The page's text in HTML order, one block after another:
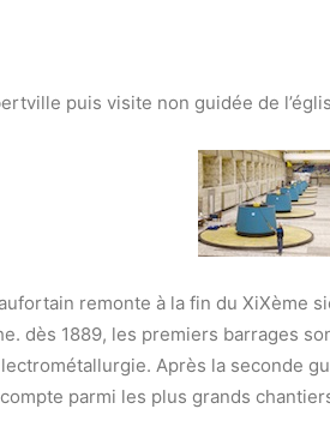
puis visite non guidée de
remonte à la fin du XiXème
dès 1889, les premiers barrages
Après la seconde
parmi les plus grands